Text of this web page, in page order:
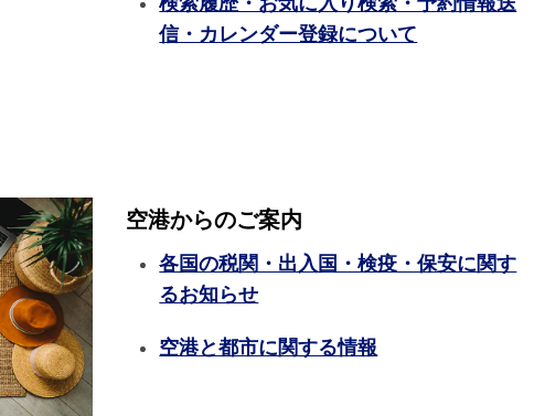
信・カレンダー登録について
空港からのご案内
各国の税関・出入国・検疫・保安に関す
るお知らせ
空港と都市に関する情報